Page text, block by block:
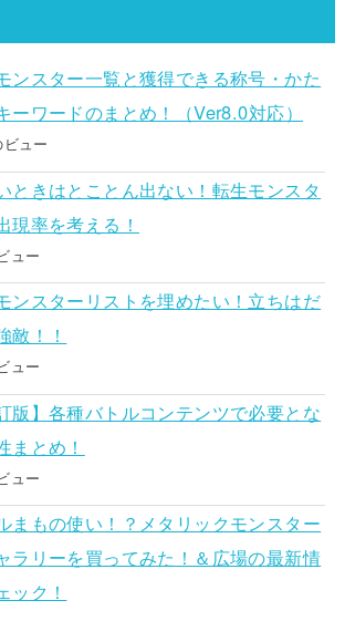
ンスター一覧と獲得できる称号・かた
ーワードのまとめ！（Ver8.0対応）
ュー
ときはとことん出ない！転生モンスタ
現率を考える！
ュー
ンスターリストを埋めたい！立ちはだ
敵！！
ュー
版】各種バトルコンテンツで必要とな
まとめ！
ュー
まもの使い！？メタリックモンスター
ラリーを買ってみた！＆広場の最新情
ック！